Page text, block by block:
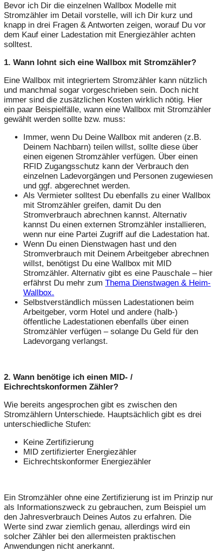
Bevor ich Dir die einzelnen Wallbox Modelle mit
Stromzähler im Detail vorstelle, will ich Dir kurz und
knapp in drei Fragen & Antworten zeigen, worauf Du vor
dem Kauf einer Ladestation mit Energiezähler achten
solltest.
1. Wann lohnt sich eine Wallbox mit Stromzähler?
Eine Wallbox mit integriertem Stromzähler kann nützlich
und manchmal sogar vorgeschrieben sein. Doch nicht
immer sind die zusätzlichen Kosten wirklich nötig. Hier
ein paar Beispielfälle, wann eine Wallbox mit Stromzähler
gewählt werden sollte bzw. muss:
Immer, wenn Du Deine Wallbox mit anderen (z.B.
Deinem Nachbarn) teilen willst, sollte diese über
einen eigenen Stromzähler verfügen. Über einen
RFID Zugangsschutz kann der Verbrauch den
einzelnen Ladevorgängen und Personen zugewiesen
und ggf. abgerechnet werden.
Als Vermieter solltest Du ebenfalls zu einer Wallbox
mit Stromzähler greifen, damit Du den
Stromverbrauch abrechnen kannst. Alternativ
kannst Du einen externen Stromzähler installieren,
wenn nur eine Partei Zugriff auf die Ladestation hat.
Wenn Du einen Dienstwagen hast und den
Stromverbrauch mit Deinem Arbeitgeber abrechnen
willst, benötigst Du eine Wallbox mit MID
Stromzähler. Alternativ gibt es eine Pauschale – hier
erfährst Du mehr zum Thema Dienstwagen & Heim-
Wallbox.
Selbstverständlich müssen Ladestationen beim
Arbeitgeber, vorm Hotel und andere (halb-)
öffentliche Ladestationen ebenfalls über einen
Stromzähler verfügen – solange Du Geld für den
Ladevorgang verlangst.
2. Wann benötige ich einen MID- /
Eichrechtskonformen Zähler?
Wie bereits angesprochen gibt es zwischen den
Stromzählern Unterschiede. Hauptsächlich gibt es drei
unterschiedliche Stufen:
Keine Zertifizierung
MID zertifizierter Energiezähler
Eichrechtskonformer Energiezähler
Ein Stromzähler ohne eine Zertifizierung ist im Prinzip nur
als Informationszweck zu gebrauchen, zum Beispiel um
den Jahresverbrauch Deines Autos zu erfahren. Die
Werte sind zwar ziemlich genau, allerdings wird ein
solcher Zähler bei den allermeisten praktischen
Anwendungen nicht anerkannt.